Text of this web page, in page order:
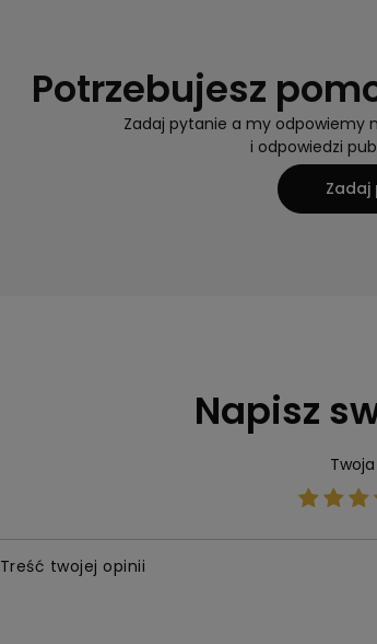
Potrzebujesz
Zadaj pytanie a my odpowiemy
i odpowiedzi
Zadaj
Napisz
Treść twojej opinii